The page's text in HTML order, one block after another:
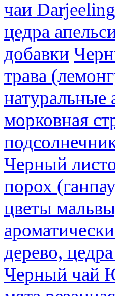
чаи
цедра
добавки
трава
натуральные
морковная
Черный
порох
цветы
дерево,
Черный чай